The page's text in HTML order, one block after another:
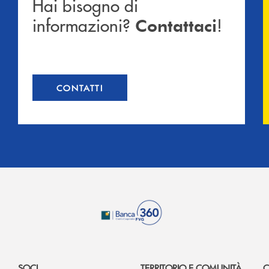
Hai bisogno di
informazioni? Contattaci!
CONTATTI